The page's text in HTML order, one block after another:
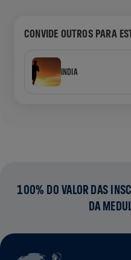
CONVIDE OUTROS PARA
INDIA
100% DO VALOR DAS
DA